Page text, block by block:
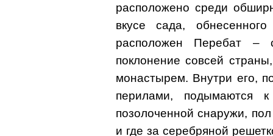
расположено среди
вкусе сада,
расположен Перебат –
поклонение совсей
монастырем. Внутри его,
перилами, подымаются
позолоченной снаружи,
и где за серебряной